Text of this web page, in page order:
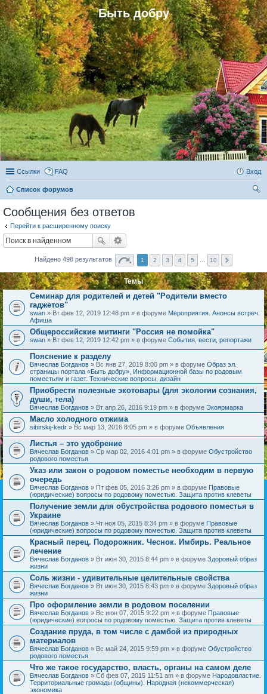
Быть добру
Ссылки FAQ Вход
Список форумов
Сообщения без ответов
Перейти к расширенному поиску
Найдено 498 результатов 1 2 3 4 5 10
Темы
Семинар для родителей и детей "Родители вместо
гаджетов"
swan » Вт фев 12, 2019 12:48 pm » в форуме Мероприятия. Анонсы встреч.
Афиша
Общероссийские митинги "Россия не помойка"
swan » Вт фев 12, 2019 12:42 pm » в форуме События, вести, репортажи
Пояснение к разделу
Вячеслав Богданов » Вс янв 27, 2019 8:00 pm » в форуме Образ эл.
страницы портала «Быть добру», Информационной базы по родовым
поместьям и газет. Технические вопросы, дизайн
Приобрести полезные экотовары (для экологии сознания,
души, тела)
Вячеслав Богданов » Вт апр 26, 2016 9:19 pm » в форуме Экоярмарка
Масло холодного отжима
sibirskij-kedr » Вс мар 13, 2016 8:05 pm » в форуме Объявления
Листья – это удобрение
Вячеслав Богданов » Ср мар 02, 2016 4:01 pm » в форуме Обустройство
родового поместья
Указ или закон о родовом поместье необходим в первую
очередь
Вячеслав Богданов » Пт фев 05, 2016 3:26 pm » в форуме Правовые
(юридические) вопросы по родовому поместью. Защита против клеветы
Получение земли для обустройства родового поместья в
Украине
Вячеслав Богданов » Чт ноя 05, 2015 8:34 pm » в форуме Правовые
(юридические) вопросы по родовому поместью. Защита против клеветы
Красный перец. Подорожник. Чеснок. Имбирь. Реальное
лечение
Вячеслав Богданов » Вт июн 30, 2015 8:44 pm » в форуме Здоровый образ
жизни
Соль жизни - удивительные целительные свойства
Вячеслав Богданов » Вт июн 30, 2015 8:43 pm » в форуме Здоровый образ
жизни
Про оформление земли в родовом поселении
Вячеслав Богданов » Вс июн 07, 2015 9:22 pm » в форуме Правовые
(юридические) вопросы по родовому поместью. Защита против клеветы
Создание пруда, в том числе с дамбой из природных
материалов
Вячеслав Богданов » Вс май 24, 2015 9:59 pm » в форуме Обустройство
родового поместья
Что же такое государство, власть, органы на самом деле
Вячеслав Богданов » Сб фев 07, 2015 11:51 am » в форуме Народовластие.
Территориальные громады (общины). Народная (некоммерческая)
экономика